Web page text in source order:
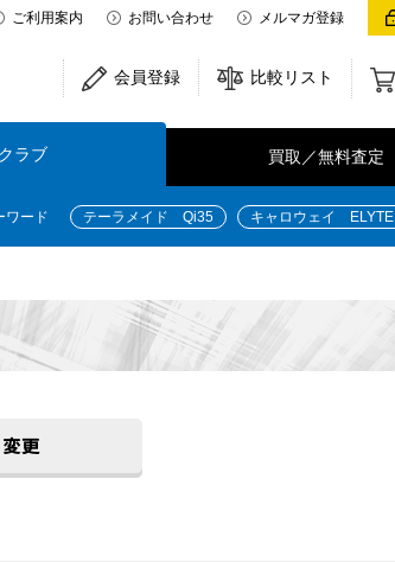
ご利用案内 お問い合わせ メルマガ登録
比較リスト
会員登録
ラブ 買取／無料査定
ワード テーラメイド Qi35 キャロウェイ ELYTE